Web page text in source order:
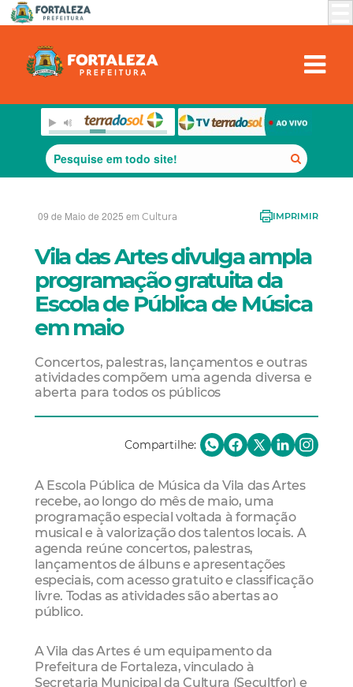
09 de Maio de 2025 em Cultura IMPRIMIR
Vila das Artes divulga ampla
programação gratuita da
Escola de Pública de Música
em maio
Concertos, palestras, lançamentos e outras
atividades compõem uma agenda diversa e
aberta para todos os públicos
Compartilhe:
A Escola Pública de Música da Vila das Artes
recebe, ao longo do mês de maio, uma
programação especial voltada à formação
musical e à valorização dos talentos locais. A
agenda reúne concertos, palestras,
lançamentos de álbuns e apresentações
especiais, com acesso gratuito e classificação
livre. Todas as atividades são abertas ao
público.
A Vila das Artes é um equipamento da
Prefeitura de Fortaleza, vinculado à
Secretaria Municipal da Cultura (Secultfor) e